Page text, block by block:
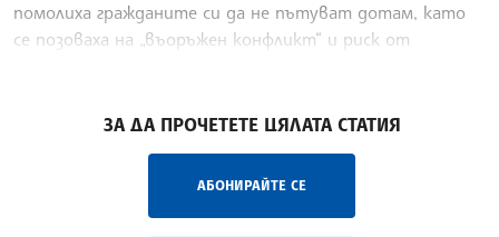
помолиха гражданите си да не пътуват дотам, като
се позоваха на „въоръжен конфликт“ и риск от
ЗА ДА ПРОЧЕТЕТЕ ЦЯЛАТА СТАТИЯ
АБОНИРАЙТЕ СЕ